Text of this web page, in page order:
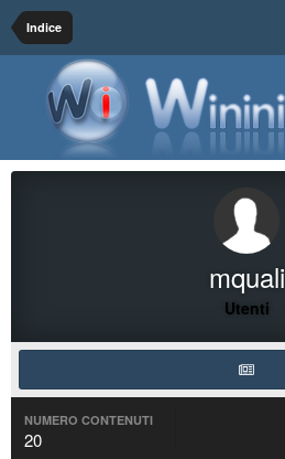
Indice
mquali
Utenti
NUMERO CONTENUTI
20